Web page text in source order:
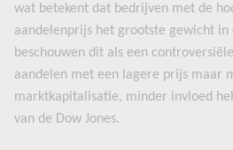
wat betekent dat bedrijven met de
aandelenprijs het grootste gewicht in
beschouwen dit als een
aandelen met een lagere prijs maar
marktkapitalisatie, minder invloed
van de Dow Jones.